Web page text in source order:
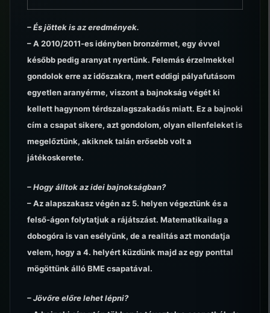
– És jöttek is az eredmények.
– A 2010/2011-es idényben bronzérmet, egy évvel
később pedig aranyat nyertünk. Felemás érzelmekkel
gondolok erre az időszakra, mert eddigi pályafutásom
egyetlen aranyérme, viszont a bajnokság végét ki
kellett hagynom térdszalagszakadás miatt. Ez a bajnoki
cím a csapat sikere, azt gondolom, olyan ellenfeleket is
megelőztünk, akiknek talán erősebb volt a
játékoskerete.
– Hogy álltok az idei bajnokságban?
– Az alapszakasz végén az 5. helyen végeztünk és a
felső-ágon folytatjuk a rájátszást. Matematikailag a
dobogóra is van esélyünk, de a realitás azt mondatja
velem, hogy a 4. helyért küzdünk majd az egy ponttal
mögöttünk álló BME csapatával.
– Jövőre előre lehet lépni?